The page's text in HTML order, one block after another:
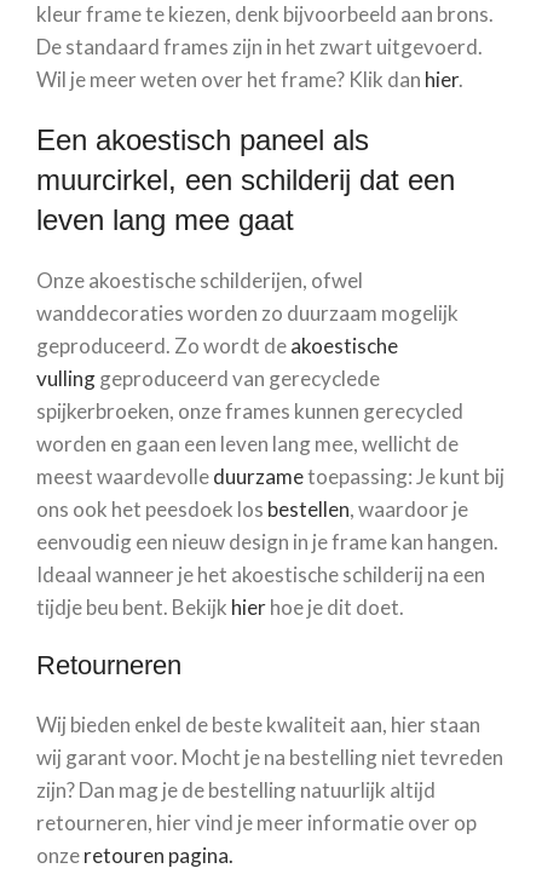
kleur frame te kiezen, denk bijvoorbeeld aan brons.
De standaard frames zijn in het zwart uitgevoerd.
Wil je meer weten over het frame? Klik dan hier.
Een akoestisch paneel als
muurcirkel, een schilderij dat een
leven lang mee gaat
Onze akoestische schilderijen, ofwel
wanddecoraties worden zo duurzaam mogelijk
geproduceerd. Zo wordt deakoestische
vullinggeproduceerd van gerecyclede
spijkerbroeken, onze frames kunnen gerecycled
worden en gaan een leven lang mee, wellicht de
meest waardevolleduurzametoepassing: Je kunt bij
ons ook het peesdoek los bestellen, waardoor je
eenvoudig een nieuw design in je frame kan hangen.
Ideaal wanneer je het akoestische schilderij na een
tijdje beu bent. Bekijk hierhoe je dit doet.
Retourneren
Wij bieden enkel de beste kwaliteit aan, hier staan
wij garant voor. Mocht je na bestelling niet tevreden
zijn? Dan mag je de bestelling natuurlijk altijd
retourneren, hier vind je meer informatie over op
onzeretouren pagina.